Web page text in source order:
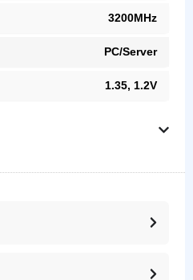
3200MHz
PC/Server
1.35, 1.2V